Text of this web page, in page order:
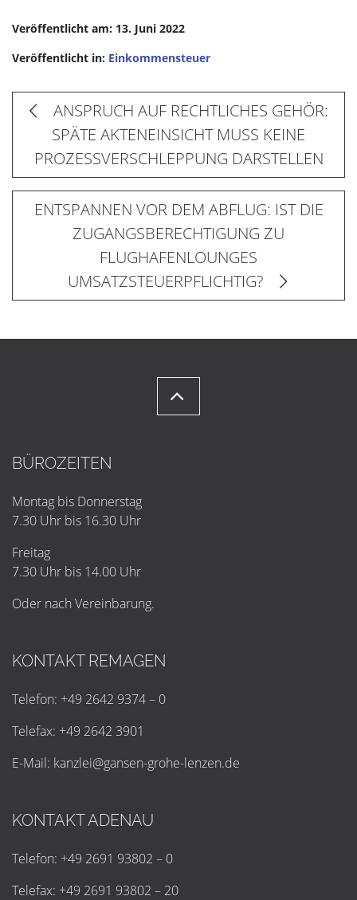
Veröffentlicht am: 13. Juni 2022
Veröffentlicht in: Einkommensteuer
ANSPRUCH AUF RECHTLICHES GEHÖR:
SPÄTE AKTENEINSICHT MUSS KEINE
PROZESSVERSCHLEPPUNG DARSTELLEN
ENTSPANNEN VOR DEM ABFLUG: IST DIE
ZUGANGSBERECHTIGUNG ZU
FLUGHAFENLOUNGES
UMSATZSTEUERPFLICHTIG?
BÜROZEITEN
Montag bis Donnerstag
7.30 Uhr bis 16.30 Uhr
Freitag
7.30 Uhr bis 14.00 Uhr
Oder nach Vereinbarung.
KONTAKT REMAGEN
Telefon: +49 2642 9374 – 0
Telefax: +49 2642 3901
E-Mail: kanzlei@gansen-grohe-lenzen.de
KONTAKT ADENAU
Telefon: +49 2691 93802 – 0
Telefax: +49 2691 93802 – 20